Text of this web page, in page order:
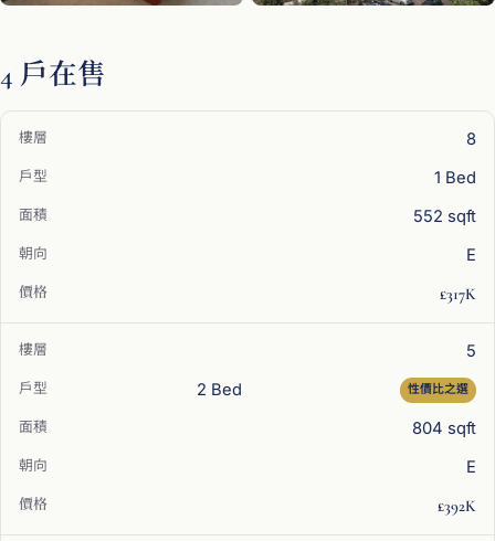
4 戶在售
8
1 Bed
552 sqft
E
£317K
5
2 Bed
性價比之選
804 sqft
E
£392K